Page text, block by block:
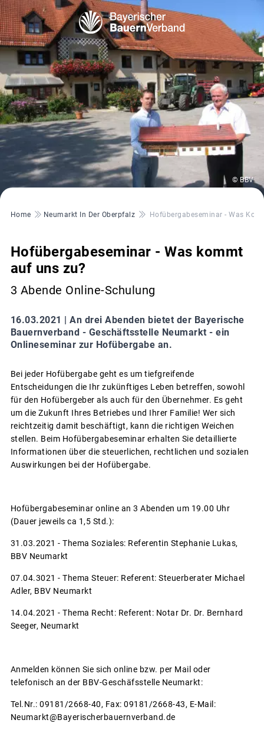
© BBV
Pfadnavigation
Home Neumarkt In Der Oberpfalz Hofübergabeseminar - Was
Hofübergabeseminar - Was kommt
auf uns zu?
3 Abende Online-Schulung
16.03.2021 | An drei Abenden bietet der Bayerische
Bauernverband - Geschäftsstelle Neumarkt - ein
Onlineseminar zur Hofübergabe an.
Bei jeder Hofübergabe geht es um tiefgreifende
Entscheidungen die Ihr zukünftiges Leben betreffen, sowohl
für den Hofübergeber als auch für den Übernehmer. Es geht
um die Zukunft Ihres Betriebes und Ihrer Familie! Wer sich
reichtzeitig damit beschäftigt, kann die richtigen Weichen
stellen. Beim Hofübergabeseminar erhalten Sie detaillierte
Informationen über die steuerlichen, rechtlichen und sozialen
Auswirkungen bei der Hofübergabe.
Hofübergabeseminar online an 3 Abenden um 19.00 Uhr
(Dauer jeweils ca 1,5 Std.):
31.03.2021 - Thema Soziales: Referentin Stephanie Lukas,
BBV Neumarkt
07.04.3021 - Thema Steuer: Referent: Steuerberater Michael
Adler, BBV Neumarkt
14.04.2021 - Thema Recht: Referent: Notar Dr. Dr. Bernhard
Seeger, Neumarkt
Anmelden können Sie sich online bzw. per Mail oder
telefonisch an der BBV-Geschäfsstelle Neumarkt:
Tel.Nr.: 09181/2668-40, Fax: 09181/2668-43, E-Mail:
Neumarkt@Bayerischerbauernverband.de